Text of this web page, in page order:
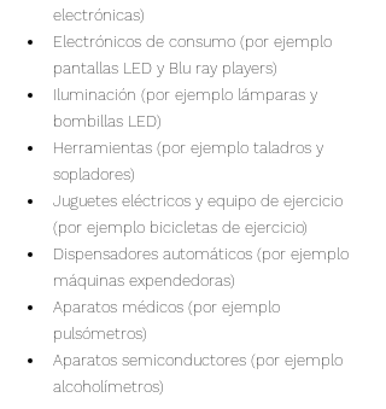
electrónicas)
Electrónicos de consumo (por ejemplo
pantallas LED y Blu ray players)
Iluminación (por ejemplo lámparas y
bombillas LED)
Herramientas (por ejemplo taladros y
sopladores)
Juguetes eléctricos y equipo de ejercicio
(por ejemplo bicicletas de ejercicio)
Dispensadores automáticos (por ejemplo
máquinas expendedoras)
Aparatos médicos (por ejemplo
pulsómetros)
Aparatos semiconductores (por ejemplo
alcoholímetros)